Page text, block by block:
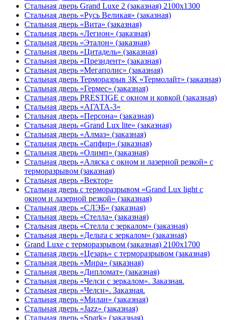
Стальная дверь Grand Luxe 2 (заказная) 2100х1300
Стальная дверь «Русь Великая» (заказная)
Стальная дверь «Вита» (заказная)
Стальная дверь «Легион» (заказная)
Стальная дверь «Эталон» (заказная)
Стальная дверь «Цитадель» (заказная)
Стальная дверь «Президент» (заказная)
Стальная дверь «Мегаполис» (заказная)
Стальная дверь Терморазрыв 3К «Термолайт» (заказная)
Стальная дверь «Гермес» (заказная)
Стальная дверь PRESTIGE с окном и ковкой (заказная)
Стальная дверь «АГАТА-3»
Стальная дверь «Персона» (заказная)
Стальная дверь «Grand Lux lite» (заказная)
Стальная дверь «Алмаз» (заказная)
Стальная дверь «Сапфир» (заказная)
Стальная дверь «Олимп» (заказная)
Стальная дверь «Аляска с окном и лазерной резкой» с
терморазрывом (заказная)
Стальная дверь «Вектор»
Стальная дверь с терморазрывом «Grand Lux light с
окном и лазерной резкой» (заказная)
Стальная дверь «СЛЭБ» (заказная)
Стальная дверь «Стелла» (заказная)
Стальная дверь «Стелла с зеркалом» (заказная)
Стальная дверь «Дельта с зеркалом» (заказная)
Grand Luxe с терморазрывом (заказная) 2100х1700
Стальная дверь «Цезарь» с терморазрывом (заказная)
Стальная дверь «Мира» (заказная)
Стальная дверь «Дипломат» (заказная)
Стальная дверь «Челси с зеркалом». Заказная.
Стальная дверь «Челси». Заказная.
Стальная дверь «Милан» (заказная)
Стальная дверь «Jazz» (заказная)
Стальная дверь «Spark» (заказная)